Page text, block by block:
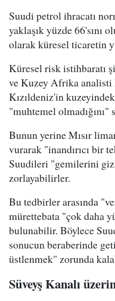
Suudi petrol ihracatı
yaklaşık yüzde 66'sını
olarak küresel ticaretin
Küresel risk istihbaratı
ve Kuzey Afrika
Kızıldeniz'in
"muhtemel olmadığını"
Bunun yerine Mısır
vurarak "inandırıcı bir
Suudileri "gemilerini
zorlayabilirler.
Bu tedbirler arasında
mürettebata "çok daha
bulunabilir. Böylece
sonucun beraberinde
üstlenmek" zorunda
Süveyş Kanalı